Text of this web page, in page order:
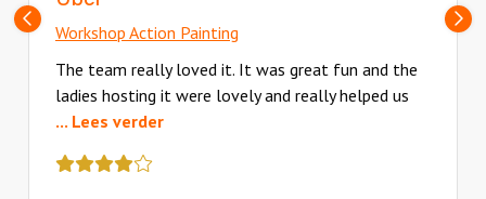
Vorige
slide
Workshop Action Painting
The team really loved it. It was great fun and the
ladies hosting it were lovely and really helped us
... Lees verder
review